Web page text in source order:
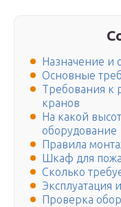
Назначение и
Основные
Требования к
кранов
На какой
оборудование
Правила
Шкаф для
Сколько
Эксплуатация
Проверка